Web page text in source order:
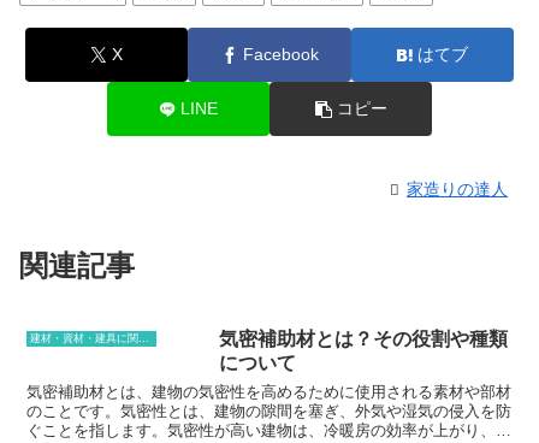
X Facebook はてブ
LINE コピー
家造りの達人
関連記事
建材・資材・建具に関する用語
気密補助材とは？その役割や種類
について
気密補助材とは、建物の気密性を高めるために使用される素材や部材
のことです。気密性とは、建物の隙間を塞ぎ、外気や湿気の侵入を防
ぐことを指します。気密性が高い建物は、冷暖房の効率が上がり、省